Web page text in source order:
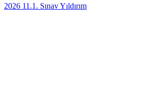
2026 11.1. Sınav Yıldırım